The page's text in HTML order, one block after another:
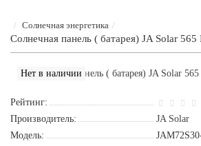
Солнечная энергетика
Солнечная панель ( батарея) JA Solar
Нет в наличии
Рейтинг:
Производитель:
JA Solar
Модель: